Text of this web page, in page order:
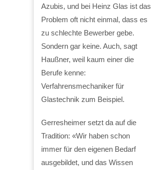
Azubis, und bei Heinz Glas ist das
Problem oft nicht einmal, dass es
zu schlechte Bewerber gebe.
Sondern gar keine. Auch, sagt
Haußner, weil kaum einer die
Berufe kenne:
Verfahrensmechaniker für
Glastechnik zum Beispiel.
Gerresheimer setzt da auf die
Tradition: «Wir haben schon
immer für den eigenen Bedarf
ausgebildet, und das Wissen